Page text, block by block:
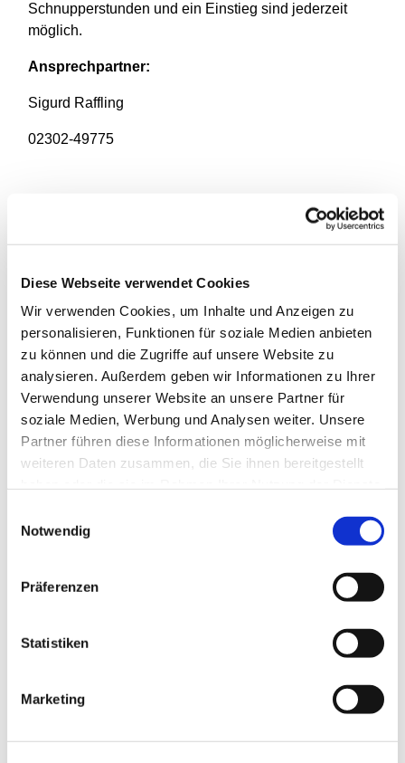
Diese Webseite verwendet Cookies
Wir verwenden Cookies, um Inhalte und Anzeigen zu
personalisieren, Funktionen für soziale Medien anbieten
zu können und die Zugriffe auf unsere Website zu
analysieren. Außerdem geben wir Informationen zu Ihrer
Verwendung unserer Website an unsere Partner für
soziale Medien, Werbung und Analysen weiter. Unsere
Partner führen diese Informationen möglicherweise mit
weiteren Daten zusammen, die Sie ihnen bereitgestellt
Notwendig
Präferenzen
Statistiken
Marketing
Schnupperstunden und ein Einstieg sind jederzeit
möglich.
Ansprechpartner:
Sigurd Raffling
02302-49775